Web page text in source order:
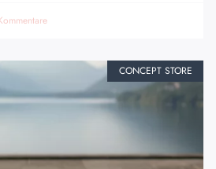
CONCEPT STORE